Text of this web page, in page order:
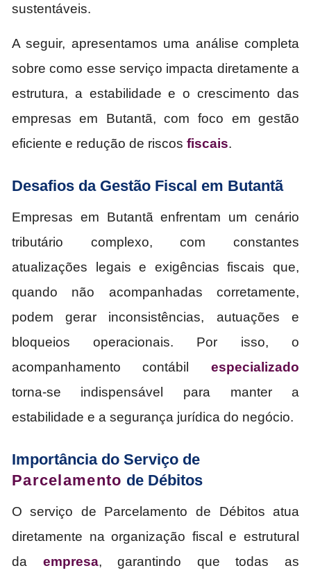
sustentáveis.
A seguir, apresentamos uma análise completa
sobre como esse serviço impacta diretamente a
estrutura, a estabilidade e o crescimento das
empresas em Butantã, com foco em gestão
eficiente e redução de riscos fiscais.
Desafios da Gestão Fiscal em Butantã
Empresas em Butantã enfrentam um cenário
tributário complexo, com constantes
atualizações legais e exigências fiscais que,
quando não acompanhadas corretamente,
podem gerar inconsistências, autuações e
bloqueios operacionais. Por isso, o
acompanhamento contábilespecializado
torna-se indispensável para manter a
estabilidade e a segurança jurídica do negócio.
Importância do Serviço de
Parcelamento de Débitos
O serviço de Parcelamento de Débitos atua
diretamente na organização fiscal e estrutural
da empresa, garantindo que todas as